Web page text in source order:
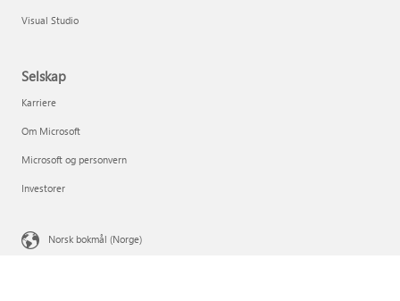
Visual Studio
Selskap
Karriere
Om Microsoft
Microsoft og personvern
Investorer
Norsk bokmål (Norge)